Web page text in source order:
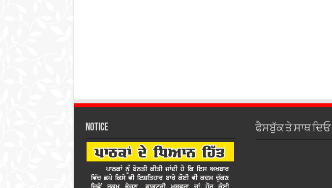
Notice ਫੈਸਬੁੱਕ ਤੇ ਸਾਥ ਦਿਓ